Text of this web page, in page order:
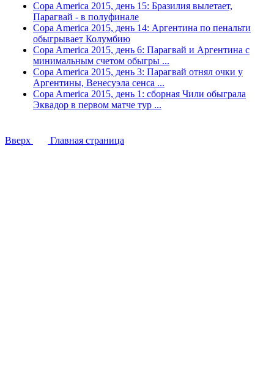
Copa America 2015, день 15: Бразилия вылетает,
Парагвай - в полуфинале
Copa America 2015, день 14: Аргентина по пенальти
обыгрывает Колумбию
Copa America 2015, день 6: Парагвай и Аргентина с
минимальным счетом обыгры ...
Сopa America 2015, день 3: Парагвай отнял очки у
Аргентины, Венесуэла сенса ...
Copa America 2015, день 1: сборная Чили обыграла
Эквадор в первом матче тур ...
Вверх Главная страница